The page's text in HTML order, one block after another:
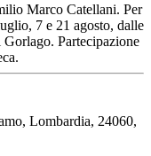
Marco Catellani. Per
7 e 21 agosto, dalle
Partecipazione
Lombardia, 24060,